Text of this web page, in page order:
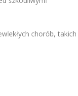
chorób, takich